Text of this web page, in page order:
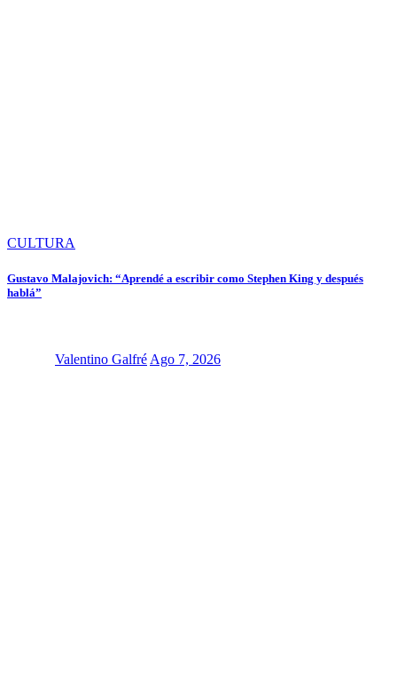
CULTURA
Gustavo Malajovich: “Aprendé a escribir como Stephen King y después
hablá”
Valentino Galfré Ago 7, 2026